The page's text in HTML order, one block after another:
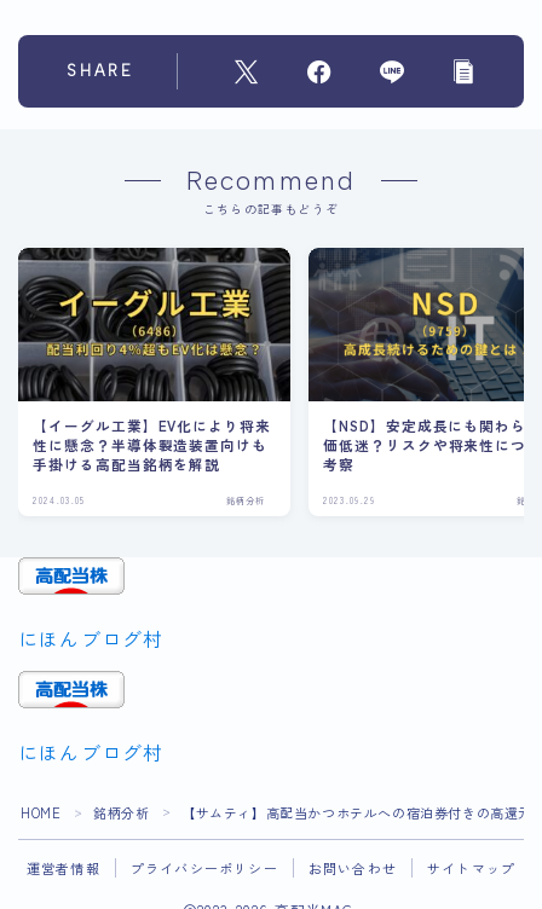
SHARE
Recommend
こちらの記事もどうぞ
【イーグル工業】EV化により将来
性に懸念？半導体製造装置向けも
手掛ける高配当銘柄を解説
2024.03.05 銘柄分析
【NSD】安定成長にも関わら
価低迷？リスクや将来性につ
考察
2023.09.29 銘柄
にほんブログ村
にほんブログ村
HOME ＞ 銘柄分析 ＞ 【サムティ】高配当かつホテルへの宿泊券付きの高還
運営者情報 プライバシーポリシー お問い合わせ サイトマップ